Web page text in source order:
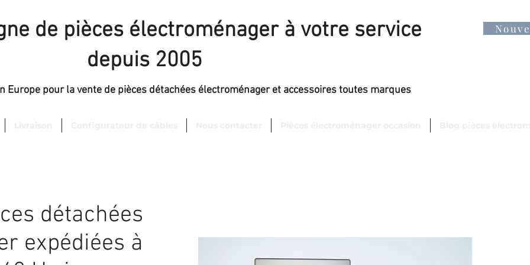
de pièces électroménager à votre service
depuis 2005
Europe pour la vente de pièces détachées électroménager et accessoires toutes marques
détachées
expédiées à